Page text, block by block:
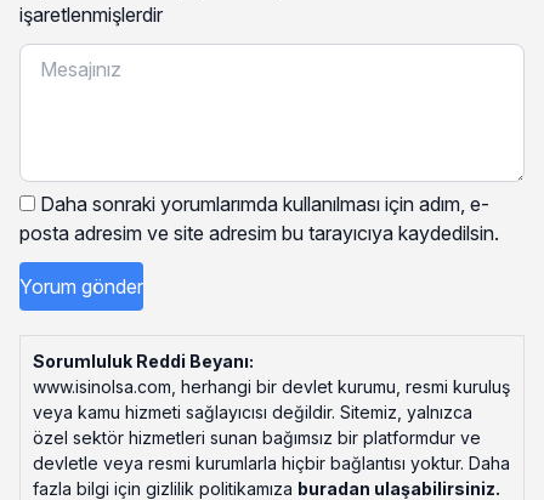
işaretlenmişlerdir
Daha sonraki yorumlarımda kullanılması için adım, e-
posta adresim ve site adresim bu tarayıcıya kaydedilsin.
Sorumluluk Reddi Beyanı:
www.isinolsa.com, herhangi bir devlet kurumu, resmi kuruluş
veya kamu hizmeti sağlayıcısı değildir. Sitemiz, yalnızca
özel sektör hizmetleri sunan bağımsız bir platformdur ve
devletle veya resmi kurumlarla hiçbir bağlantısı yoktur. Daha
fazla bilgi için gizlilik politikamıza buradan ulaşabilirsiniz.